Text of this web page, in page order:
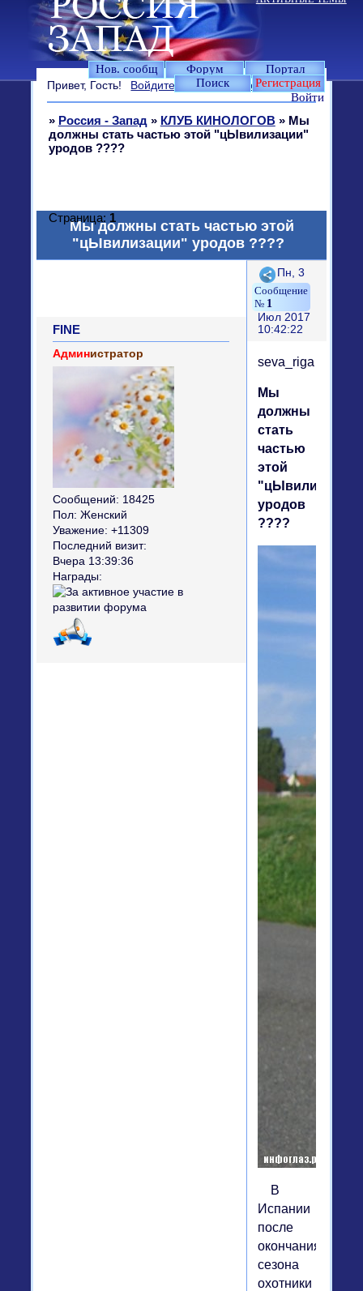
Нов. сообщ Форум
Портал
Поиск
Регистрация
Войти
Привет, Гость! Войдите илизарегистрируйтесь.
» Россия - Запад » КЛУБ КИНОЛОГОВ » Мы
должны стать частью этой "цЫвилизации"
уродов ????
Мы должны стать частью этой
"цЫвилизации" уродов ????
Страница: 1
Поделиться
1
Пн, 3
Июл 2017
10:42:22
FINE
Администратор
Сообщений: 18425
Пол: Женский
Уважение: +11309
Последний визит:
Вчера 13:39:36
Награды:
seva_riga
Мы
должны
стать
частью
этой
"цЫвилизации"
уродов
????
В
Испании
после
окончания
сезона
охотники